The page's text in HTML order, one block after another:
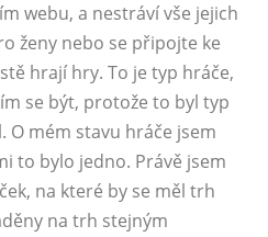
webu, a nestráví vše jejich
ženy nebo se připojte ke
hrají hry. To je typ hráče,
se být, protože to byl typ
O mém stavu hráče jsem
to bylo jedno. Právě jsem
na které by se měl trh
na trh stejným